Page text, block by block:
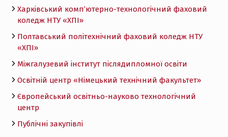
Харківський комп’ютерно-технологічний фаховий
коледж НТУ «ХПI»
Полтавський політехнічний фаховий коледж НТУ
«ХПI»
Міжгалузевий інститут післядипломної освіти
Освітній центр «Німецький технічний факультет»
Європейський освітньо-науково технологічний
центр
Публічні закупівлі